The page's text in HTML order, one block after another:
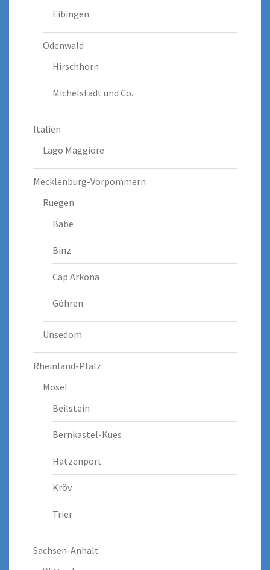
Eibingen
Odenwald
Hirschhorn
Michelstadt und Co.
Italien
Lago Maggiore
Mecklenburg-Vorpommern
Ruegen
Babe
Binz
Cap Arkona
Göhren
Unsedom
Rheinland-Pfalz
Mosel
Beilstein
Bernkastel-Kues
Hatzenport
Kröv
Trier
Sachsen-Anhalt